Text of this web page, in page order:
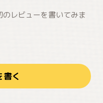
レビューを書いてみま
書く